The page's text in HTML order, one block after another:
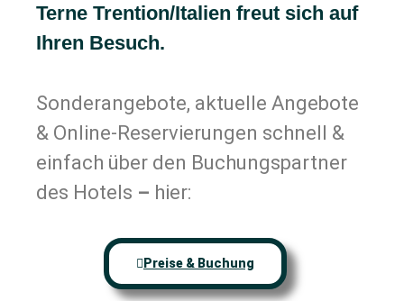
Terne Trention/Italien freut sich auf
Ihren Besuch.
Sonderangebote, aktuelle Angebote
& Online-Reservierungen schnell &
einfach über den Buchungspartner
des Hotels – hier:
Preise & Buchung